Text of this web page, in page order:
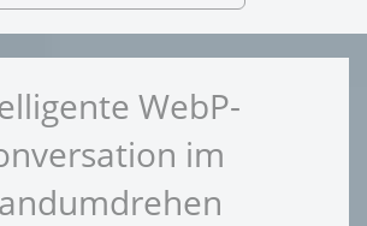
WebP-
im